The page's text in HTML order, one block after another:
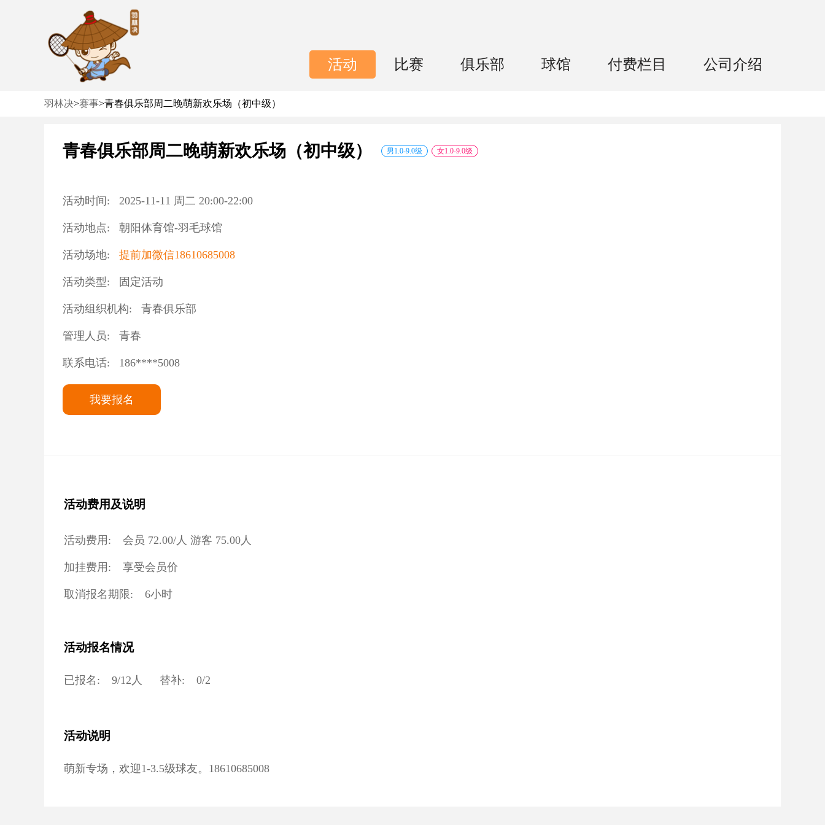
活动 比赛 俱乐部 球馆 付费栏目 公司介绍
羽林决>赛事>青春俱乐部周二晚萌新欢乐场（初中级）
青春俱乐部周二晚萌新欢乐场（初中级） 男1.0-9.0级 女1.0-9.0级
活动时间: 2025-11-11 周二 20:00-22:00
活动地点: 朝阳体育馆-羽毛球馆
活动场地: 提前加微信18610685008
活动类型: 固定活动
活动组织机构: 青春俱乐部
管理人员: 青春
联系电话: 186****5008
我要报名
活动费用及说明
活动费用: 会员 72.00/人 游客 75.00人
加挂费用: 享受会员价
取消报名期限: 6小时
活动报名情况
已报名: 9/12 人 替补: 0/2
活动说明
萌新专场，欢迎1-3.5级球友。18610685008